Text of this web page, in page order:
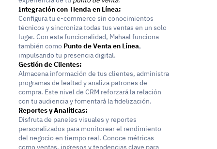
Integración con Tienda en Línea:
Configura tu e-commerce sin conocimientos
técnicos y sincroniza todas tus ventas en un solo
lugar. Con esta funcionalidad, Mahaal funciona
también como Punto de Venta en Línea,
impulsando tu presencia digital.
Gestión de Clientes:
Almacena información de tus clientes, administra
programas de lealtad y analiza patrones de
compra. Este nivel de CRM reforzará la relación
con tu audiencia y fomentará la fidelización.
Reportes y Analíticas:
Disfruta de paneles visuales y reportes
personalizados para monitorear el rendimiento
del negocio en tiempo real. Conoce métricas